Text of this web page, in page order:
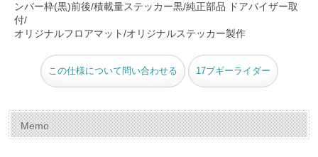
ンバー枠(黒)前後/積載量ステッカー黒/純正部品 ドアバイザー取
付/
オリジナルフロアマット/オリジナルステッカー製作
この仕様について問い合わせる 17ブギーライダー
Memo